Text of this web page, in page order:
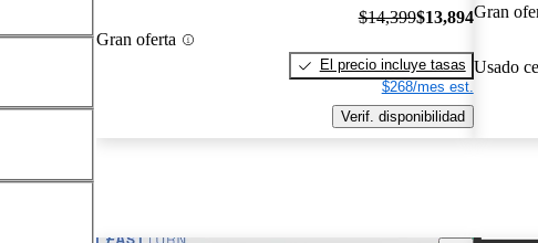
Gran oferta
$14,399$13,894
El precio incluye tasas
$268/mes est.
Verif. disponibilidad
Gran
Usado